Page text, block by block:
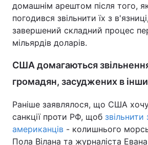
домашнім арештом після того,
погодився звільнити їх з
завершений складний процес
мільярдів доларів.
США домагаються
громадян, засуджених в
Раніше заявлялося, що США
санкції проти РФ, щоб
американців - колишнього
Пола Вілана та журналіста